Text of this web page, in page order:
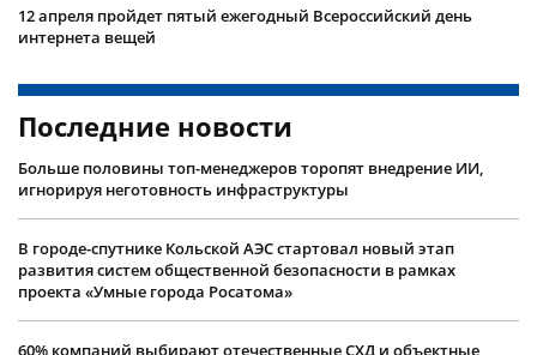
12 апреля пройдет пятый ежегодный Всероссийский день
интернета вещей
Последние новости
Больше половины топ-менеджеров торопят внедрение ИИ,
игнорируя неготовность инфраструктуры
В городе-спутнике Кольской АЭС стартовал новый этап
развития систем общественной безопасности в рамках
проекта «Умные города Росатома»
60% компаний выбирают отечественные СХД и объектные